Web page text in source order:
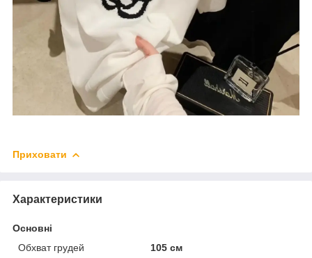
Приховати
Характеристики
Основні
Обхват грудей
105 см